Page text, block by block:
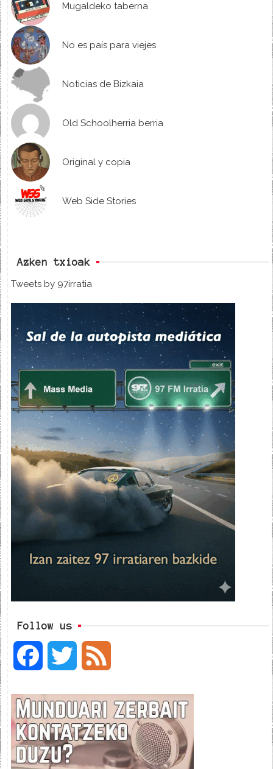
Mugaldeko taberna
No es país para viejes
Noticias de Bizkaia
Old Schoolherria berria
Original y copia
Web Side Stories
Azken txioak
Tweets by 97irratia
Follow us
c
e
i
t
e
d